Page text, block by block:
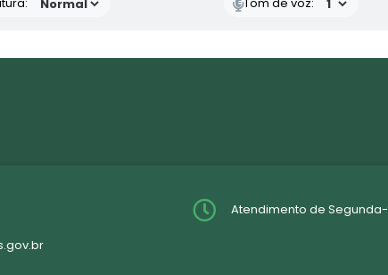
Atendimento de Segunda-